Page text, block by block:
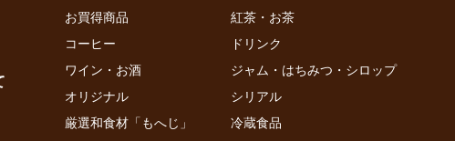
お買得商品
紅茶・お茶
コーヒー
ドリンク
ワイン・お酒
ジャム・はちみつ・シロップ
オリジナル
シリアル
厳選和食材「もへじ」
冷蔵食品